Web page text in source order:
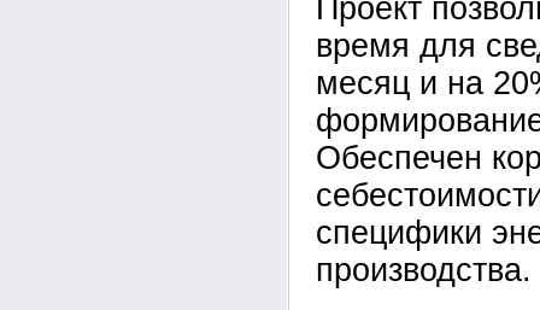
Проект
время для
месяц и на
Обеспечен
специфики
производства.